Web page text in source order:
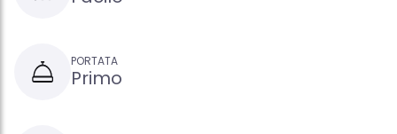
PORTATA
Primo